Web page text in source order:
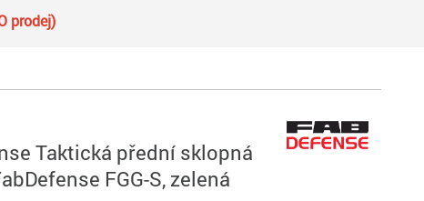
prodej)
Taktická přední sklopná
FGG-S, zelená